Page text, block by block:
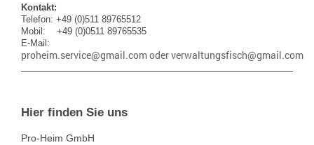
Kontakt:
Telefon: +49 (0)511 89765512
Mobil: +49 (0)0511 89765535
E-Mail:
proheim.service@gmail.com oder verwaltungsfisch@gmail.com
Hier finden Sie uns
Pro-Heim GmbH